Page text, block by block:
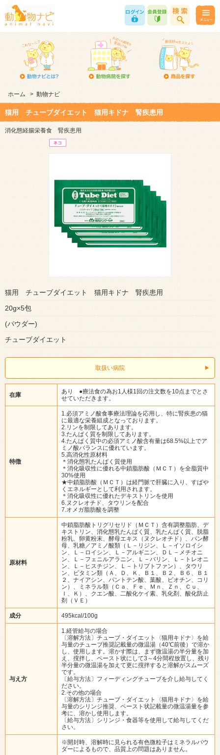
ホーム > 動物ナビ
猫用 チューブダイエット 猫用キドナ 腎疾患用
消化態経腸栄養食 腎疾患用
猫用 チューブダイエット 猫用キドナ 腎疾患用
20g×5包
(パウダー)
チューブダイエット
取扱い病院
在庫
あり ●療法食の為お1人様1回の注文数を10点までとさ
せていただきます。
特徴
1.必須アミノ酸食事療法理論を応用し、特に腎疾患の猫
に最適な栄養組成となっております。
2.リンを制限してあります。
3.たんぱく質を制限してあります。
4.たんぱく質中の必須アミノ酸含有量は68.5%以上でア
ミノ酸バランスに優れています。
5.高消化性原材料
＊消化態乳たんぱく質使用
＊消化吸収性に優れる中鎖脂肪酸（ＭＣＴ）を全脂質中
30%使用
★中鎖脂肪酸（ＭＣＴ）は経門脈で肝臓に入り、すばや
くエネルギーとして利用されます。
＊消化吸収性に優れたデキストリンを使用
6.ヌクレオチド、タウリンを配合
7.オメガ脂肪酸を調整
原材料
中鎖脂肪酸トリグリセリド（ＭＣＴ）含有調整脂肪、デ
キストリン、消化態乳たんぱく質、乳たんぱく質、脱脂
粉乳、卵黄粉末、酵母エキス（ヌクレオチド）、パン酵
母、乳糖／アミノ酸類（Ｌ－リジン、Ｌ－イソロイシ
ン、Ｌ－ロイシン、Ｌ－アルギニン、ＤＬ－メチオニ
ン、Ｌ－フェニルアラニン、Ｌ－バリン、Ｌ－トレオニ
ン、Ｌ－ヒスチジン、Ｌ－トリプトファン）、タウリ
ン、ビタミン類（Ａ、Ｄ、Ｋ、Ｂ１、Ｂ２、Ｂ６、Ｂ１
２、ナイアシン、パントテン酸、葉酸、ビオチン、コリ
ン）、ミネラル類（Ｃａ、Ｆｅ、Ｍｎ、Ｚｎ、Ｃｕ、
Ｉ、Ｋ）、クエン酸、二酸化ケイ素、乳化剤、酸化防止
剤（ＶＥ）
成分 495kcal/100g
与え方
1.経管給与の場合
〔溶解方法〕チューブ・ダイエット〈猫用キドナ〉を給
与量のチューブ推奨記載量の微温湯（40℃前後）で溶か
し、使用します。溶かす際は、まず微温湯の半分量を加
え、撹拌し、ペースト状にして3～4分間程放置し、残り
半分量の微温湯を加えて更に撹拌すると溶解がスムーズ
です。
〔給与方法〕フィーディングチューブを介し給与してく
ださい。
2.その他の場合
〔溶解方法〕チューブ・ダイエット〈猫用キドナ〉を給
与量のシリンジ推奨、ペースト状記載量の微温湯量を参
考に、溶かし使用します。
〔給与方法〕シリンジ・食器等を使用して給与してくだ
さい。
※開封時、溶解時に見られる有色微粒子はミネラルパウ
ダーによるもので、品質上の問題はありません。